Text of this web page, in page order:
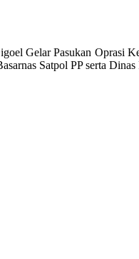
Gelar Pasukan
Satpol PP serta